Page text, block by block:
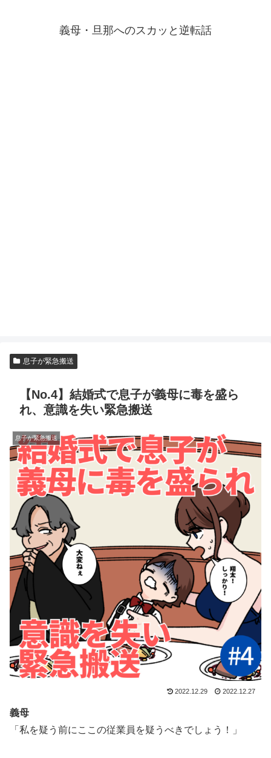
義母・旦那へのスカッと逆転話
息子が緊急搬送
【No.4】結婚式で息子が義母に毒を盛ら
れ、意識を失い緊急搬送
息子が緊急搬送
2022.12.29 2022.12.27
義母
「私を疑う前にここの従業員を疑うべきでしょう！」